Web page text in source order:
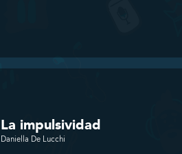
La impulsividad
Daniella De Lucchi